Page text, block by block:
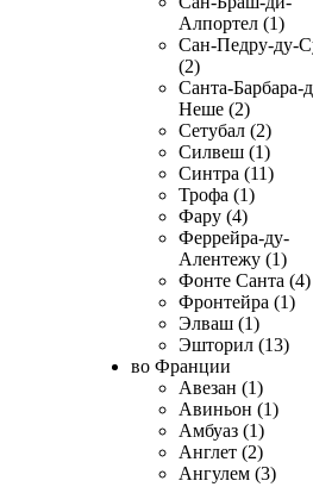
Алпортел (1)
Сан-Педру-ду-
(2)
Санта-Барбара-
Неше (2)
Сетубал (2)
Силвеш (1)
Синтра (11)
Трофа (1)
Фару (4)
Феррейра-ду-
Алентежу (1)
Фонте Санта (4)
Фронтейра (1)
Элваш (1)
Эшторил (13)
во Франции
Авезан (1)
Авиньон (1)
Амбуаз (1)
Англет (2)
Ангулем (3)